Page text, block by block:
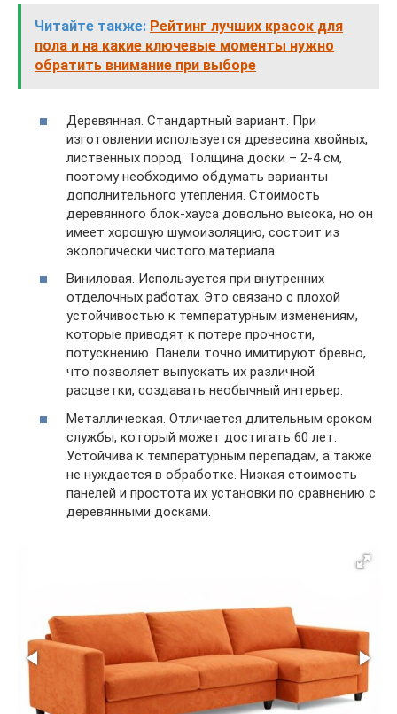
Читайте также: Рейтинг лучших красок для
пола и на какие ключевые моменты нужно
обратить внимание при выборе
Деревянная. Стандартный вариант. При
изготовлении используется древесина хвойных,
лиственных пород. Толщина доски – 2-4 см,
поэтому необходимо обдумать варианты
дополнительного утепления. Стоимость
деревянного блок-хауса довольно высока, но он
имеет хорошую шумоизоляцию, состоит из
экологически чистого материала.
Виниловая. Используется при внутренних
отделочных работах. Это связано с плохой
устойчивостью к температурным изменениям,
которые приводят к потере прочности,
потускнению. Панели точно имитируют бревно,
что позволяет выпускать их различной
расцветки, создавать необычный интерьер.
Металлическая. Отличается длительным сроком
службы, который может достигать 60 лет.
Устойчива к температурным перепадам, а также
не нуждается в обработке. Низкая стоимость
панелей и простота их установки по сравнению с
деревянными досками.